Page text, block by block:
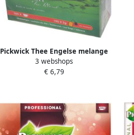
Pickwick Thee Engelse melange
100 zakjes 2 gram zonder
envelop
3 webshops
€ 6,79